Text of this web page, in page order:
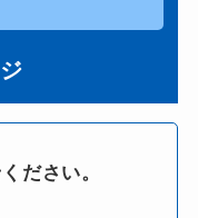
ださい。